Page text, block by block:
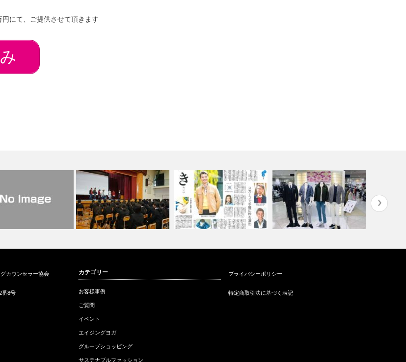
にて、ご提供させて頂きます
ンセラ…
少年式記念講演「服トレ講座」
ファッション…
カウンセラー協会
番8号
カテゴリー
お客様事例
ご質問
イベント
エイジングヨガ
グループショッピング
サステナブルファッション
プライバシーポリシー
特定商取引法に基づく表記